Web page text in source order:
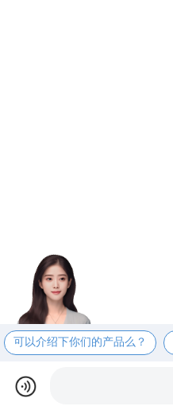
可以介绍下你们的产品么？